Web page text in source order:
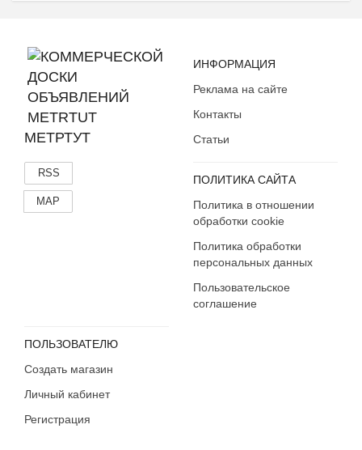
МЕТРТУТ
RSS
MAP
ИНФОРМАЦИЯ
Реклама на сайте
Контакты
Статьи
ПОЛИТИКА САЙТА
Политика в отношении
обработки cookie
Политика обработки
персональных данных
Пользовательское
соглашение
ПОЛЬЗОВАТЕЛЮ
Создать магазин
Личный кабинет
Регистрация